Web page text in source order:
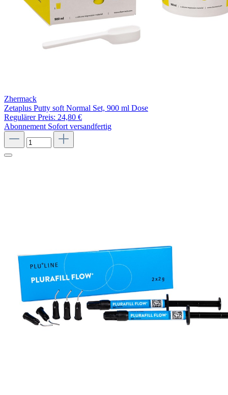
Zhermack
Zetaplus Putty soft Normal Set, 900 ml Dose
Regulärer Preis: 24,80 €
Abonnement Sofort versandfertig